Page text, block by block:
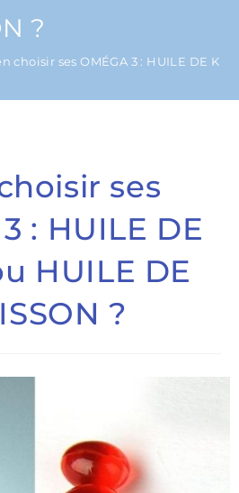
?
choisir ses OMÉGA 3 : HUILE DE
ses
: HUILE DE
HUILE DE
?